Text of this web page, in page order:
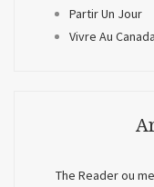
Partir Un Jour
Vivre Au Canada
The Reader ou